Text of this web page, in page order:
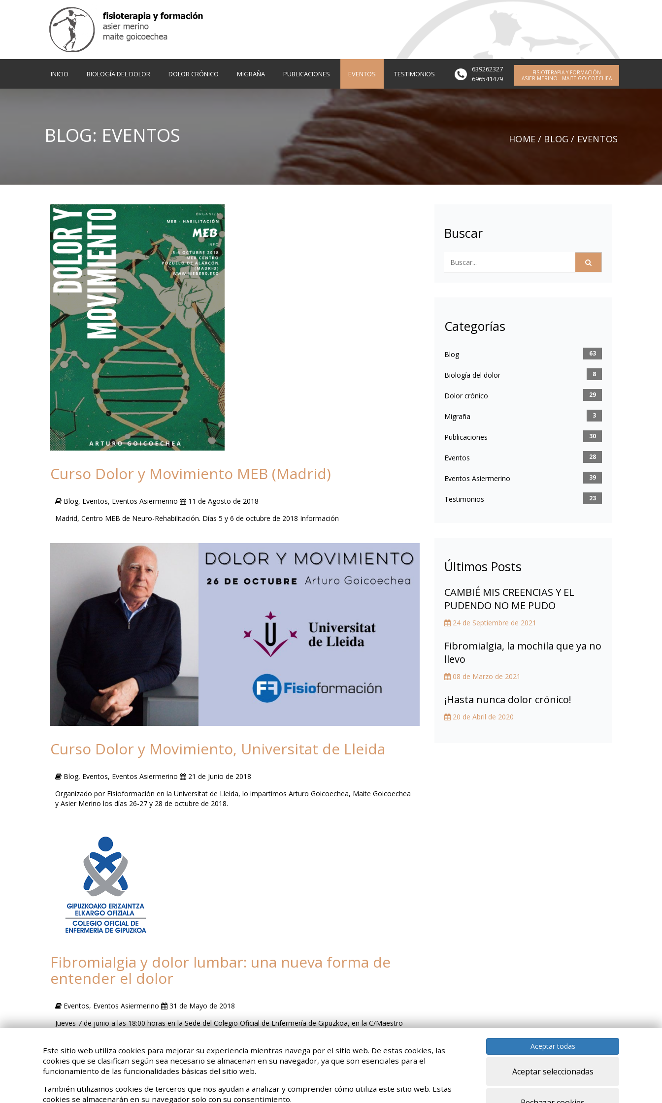
INICIO BIOLOGÍA DEL DOLOR DOLOR CRÓNICO MIGRAÑA PUBLICACIONES EVENTOS TESTIMONIOS
FISIOTERAPIA Y FORMACIÓN
ASIER MERINO - MAITE GOICOECHEA
639262327
696541479
BLOG: EVENTOS HOME/ BLOG / EVENTOS
Curso Dolor y Movimiento MEB (Madrid)
Blog, Eventos, Eventos Asiermerino
11 de Agosto de 2018
Madrid, Centro MEB de Neuro-Rehabilitación. Días 5 y 6 de octubre de 2018 Información
Curso Dolor y Movimiento, Universitat de Lleida
Blog, Eventos, Eventos Asiermerino
21 de Junio de 2018
Organizado por Fisioformación en la Universitat de Lleida, lo impartimos Arturo Goicoechea, Maite Goicoechea
y Asier Merino los días 26-27 y 28 de octubre de 2018.
Fibromialgia y dolor lumbar: una nueva forma de
entender el dolor
Eventos, Eventos Asiermerino
31 de Mayo de 2018
Jueves 7 de junio a las 18:00 horas en la Sede del Colegio Oficial de Enfermería de Gipuzkoa, en la C/Maestro
< 1 2 3 4 5 6 7 8 9 >
Buscar
Categorías
Blog 63
Biología del dolor 8
Dolor crónico 29
Migraña 3
Publicaciones 30
Eventos 28
Eventos Asiermerino 39
Testimonios 23
Últimos Posts
CAMBIÉ MIS CREENCIAS Y EL
PUDENDO NO ME PUDO
24 de Septiembre de 2021
Fibromialgia, la mochila que ya no
llevo
08 de Marzo de 2021
¡Hasta nunca dolor crónico!
20 de Abril de 2020
Este sitio web utiliza cookies para mejorar su experiencia mientras navega por el sitio web. De estas cookies, las
cookies que se clasifican según sea necesario se almacenan en su navegador, ya que son esenciales para el
funcionamiento de las funcionalidades básicas del sitio web.
También utilizamos cookies de terceros que nos ayudan a analizar y comprender cómo utiliza este sitio web. Estas
cookies se almacenarán en su navegador solo con su consentimiento.
Aceptar todas
Aceptar seleccionadas